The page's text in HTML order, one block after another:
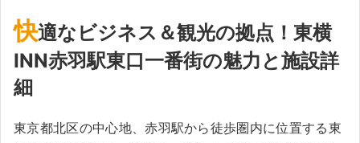
快適なビジネス＆観光の拠点！東横
INN赤羽駅東口一番街の魅力と施設詳
細
東京都北区の中心地、赤羽駅から徒歩圏内に位置する東